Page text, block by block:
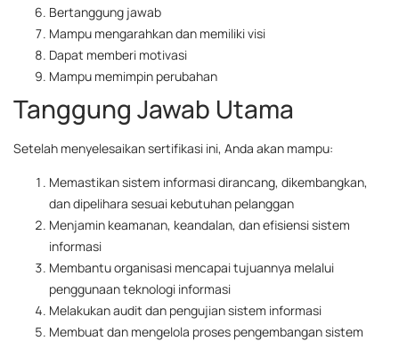
Bertanggung jawab
Mampu mengarahkan dan memiliki visi
Dapat memberi motivasi
Mampu memimpin perubahan
Tanggung Jawab Utama
Setelah menyelesaikan sertifikasi ini, Anda akan mampu:
Memastikan sistem informasi dirancang, dikembangkan,
dan dipelihara sesuai kebutuhan pelanggan
Menjamin keamanan, keandalan, dan efisiensi sistem
informasi
Membantu organisasi mencapai tujuannya melalui
penggunaan teknologi informasi
Melakukan audit dan pengujian sistem informasi
Membuat dan mengelola proses pengembangan sistem